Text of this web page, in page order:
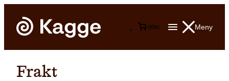
Meny
00kr
Frakt